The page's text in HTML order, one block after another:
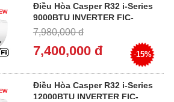
Điều Hòa Casper R32 i-Series
9000BTU INVERTER FIC-
09TL55 / CIC-09TL55
7,980,000 đ
7,400,000 đ -15%
Điều Hòa Casper R32 i-Series
12000BTU INVERTER FIC-